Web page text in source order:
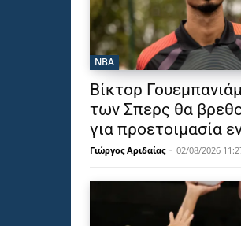
NBA
Βίκτορ
των Σπερς θα
για προετοιμασία
Γιώργος Αριδαίας - 02/08/2026